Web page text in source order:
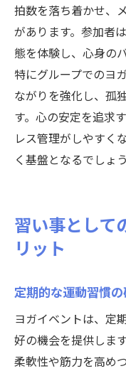
拍数を落ち着かせ、
があります。参加者
態を体験し、心身の
特にグループでのヨ
ながりを強化し、孤
す。心の安定を追求
レス管理がしやすく
く基盤となるでしょう
習い事として
リット
定期的な運動習慣
ヨガイベントは、定
好の機会を提供しま
柔軟性や筋力を高め